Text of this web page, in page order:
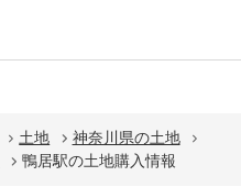
土地
神奈川県の土地
鴨居駅の土地購入情報